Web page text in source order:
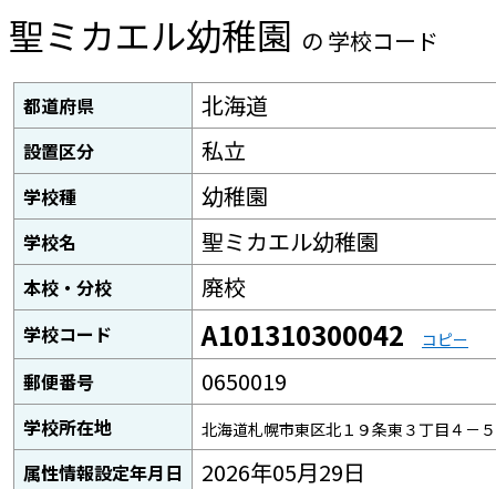
聖ミカエル幼稚園 の 学校コード
都道府県 北海道
設置区分 私立
学校種 幼稚園
学校名 聖ミカエル幼稚園
本校・分校 廃校
学校コード A101310300042 コピー
郵便番号 0650019
学校所在地 北海道札幌市東区北１９条東３丁目４－５
属性情報設定年月日 2026年05月29日